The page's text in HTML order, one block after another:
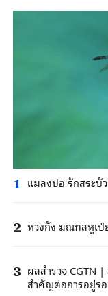
1 แมลงปอ รักสระบัว
2 หวงกั่ง มณฑลหูเ
3 ผลสำรวจ CGTN
สำคัญต่อการอยู่ร